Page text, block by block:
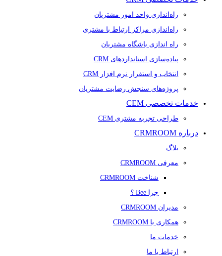
راه‌اندازی واحد امور مشتریان
راه‌اندازی مراکز ارتباط با مشتری
راه اندازی باشگاه مشتریان
پیاده‌سازی استانداردهای CRM
انتخاب و استقرار نرم افزار CRM
پروژه‌های سنجش رضایت مشتریان
خدمات تخصصی CEM
طراحی تجربه مشتری CEM
درباره CRMROOM
بلاگ
معرفی CRMROOM
شناخت CRMROOM
چرا Bee ؟
مدیران CRMROOM
همکاری با CRMROOM
خدمات ما
ارتباط با ما